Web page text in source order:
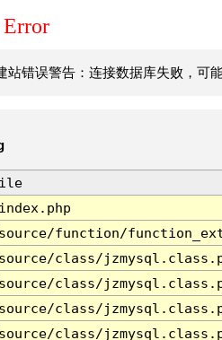
Error
站错误警告：连接数据库失败，可
function/
class/
class/
class/
class/